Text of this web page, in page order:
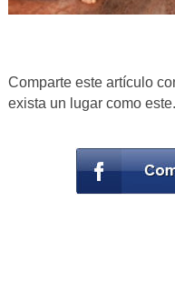
Comparte este artículo
exista un lugar como este.